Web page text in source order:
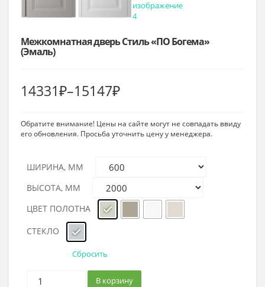
Межкомнатная дверь Стиль «ПО Богема»
(Эмаль)
14331₽–15147₽Диапазон
14331₽
15147₽
Обратите внимание! Цены на сайте могут не совпадать ввиду
его обновления. Просьба уточнить цену у менеджера.
ШИРИНА, ММ
ВЫСОТА, ММ
ЦВЕТ ПОЛОТНА
СТЕКЛО
Сбросить
В корзину